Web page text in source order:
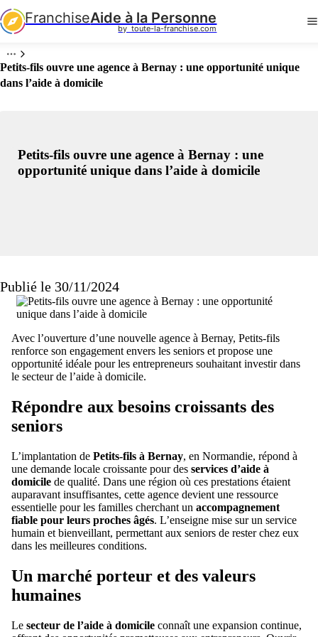
FranchiseAide à la Personne
by  toute-la-franchise.com
Petits-fils ouvre une agence à Bernay : une opportunité unique
dans l’aide à domicile
Petits-fils ouvre une agence à Bernay : une
opportunité unique dans l’aide à domicile
Publié le 30/11/2024
Avec l’ouverture d’une nouvelle agence à Bernay, Petits-fils
renforce son engagement envers les seniors et propose une
opportunité idéale pour les entrepreneurs souhaitant investir dans
le secteur de l’aide à domicile.
Répondre aux besoins croissants des
seniors
L’implantation de Petits-fils à Bernay, en Normandie, répond à
une demande locale croissante pour des services d’aide à
domicile de qualité. Dans une région où ces prestations étaient
auparavant insuffisantes, cette agence devient une ressource
essentielle pour les familles cherchant un accompagnement
fiable pour leurs proches âgés. L’enseigne mise sur un service
humain et bienveillant, permettant aux seniors de rester chez eux
dans les meilleures conditions.
Un marché porteur et des valeurs
humaines
Le secteur de l’aide à domicile connaît une expansion continue,